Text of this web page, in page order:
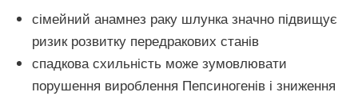
сімейний анамнез раку шлунка значно підвищує
ризик розвитку передракових станів
спадкова схильність може зумовлювати
порушення вироблення Пепсиногенів і зниження